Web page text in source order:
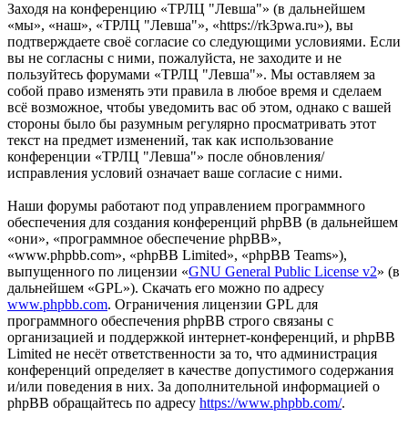
Заходя на конференцию «ТРЛЦ "Левша"» (в дальнейшем
«мы», «наш», «ТРЛЦ "Левша"», «https://rk3pwa.ru»), вы
подтверждаете своё согласие со следующими условиями. Если
вы не согласны с ними, пожалуйста, не заходите и не
пользуйтесь форумами «ТРЛЦ "Левша"». Мы оставляем за
собой право изменять эти правила в любое время и сделаем
всё возможное, чтобы уведомить вас об этом, однако с вашей
стороны было бы разумным регулярно просматривать этот
текст на предмет изменений, так как использование
конференции «ТРЛЦ "Левша"» после обновления/
исправления условий означает ваше согласие с ними.
Наши форумы работают под управлением программного
обеспечения для создания конференций phpBB (в дальнейшем
«они», «программное обеспечение phpBB»,
«www.phpbb.com», «phpBB Limited», «phpBB Teams»),
выпущенного по лицензии «GNU General Public License v2» (в
дальнейшем «GPL»). Скачать его можно по адресу
www.phpbb.com. Ограничения лицензии GPL для
программного обеспечения phpBB строго связаны с
организацией и поддержкой интернет-конференций, и phpBB
Limited не несёт ответственности за то, что администрация
конференций определяет в качестве допустимого содержания
и/или поведения в них. За дополнительной информацией о
phpBB обращайтесь по адресу https://www.phpbb.com/.